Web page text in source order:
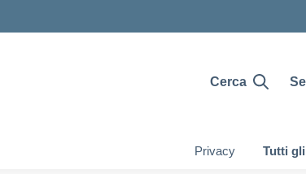
Cerca
Privacy Tutti